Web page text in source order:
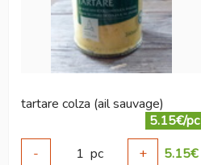
tartare colza (ail sauvage)
5.15€/pc
-
1 pc + 5.15€